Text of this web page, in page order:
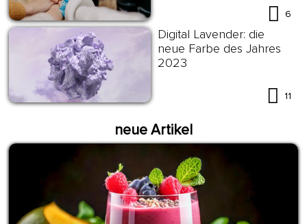
6
Digital Lavender: die
neue Farbe des Jahres
2023
11
neue Artikel